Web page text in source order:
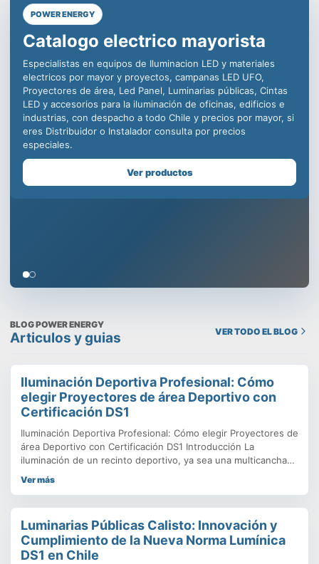
POWER ENERGY
Líderes en equipos de
iluminación LED para la
industria, decenas de
distribuidores en todo Chile
para ofrecer productos de
calidad incomparable.
Somos especialistas en equipos de iluminación comercial,
para la minería, centros deportivos y educacionales, con
productos como campanas LED industriales, paneles led para
BLOG POWER ENERGY
Articulos y guias VER TODO EL BLOG
Iluminación Deportiva Profesional: Cómo
elegir Proyectores de área Deportivo con
Certificación DS1
Iluminación Deportiva Profesional: Cómo elegir Proyectores de
área Deportivo con Certificación DS1 Introducción La
iluminación de un recinto deportivo, ya sea una multicancha
vecinal o un estadio de alta competencia, no se trata solo de
que
Ver más
Luminarias Públicas Calisto: Innovación y
Cumplimiento de la Nueva Norma Lumínica
DS1 en Chile